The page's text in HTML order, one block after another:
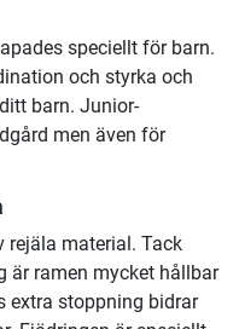
speciellt för barn.
och styrka och
barn. Junior-
men även för
rejäla material. Tack
är ramen mycket hållbar
extra stoppning bidrar